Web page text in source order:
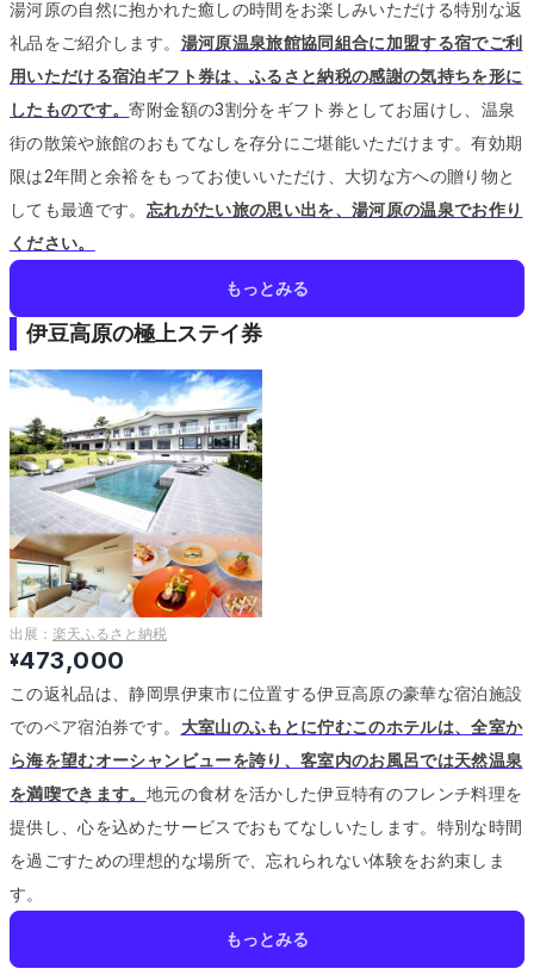
湯河原の自然に抱かれた癒しの時間をお楽しみいただける特別な返
礼品をご紹介します。 湯河原温泉旅館協同組合に加盟する宿でご利
用いただける宿泊ギフト券は、ふるさと納税の感謝の気持ちを形に
したものです。寄附金額の3割分をギフト券としてお届けし、温泉
街の散策や旅館のおもてなしを存分にご堪能いただけます。有効期
限は2年間と余裕をもってお使いいただけ、大切な方への贈り物と
しても最適です。 忘れがたい旅の思い出を、湯河原の温泉でお作り
ください。
もっとみる
伊豆高原の極上ステイ券
出展： 楽天ふるさと納税
¥473,000
この返礼品は、静岡県伊東市に位置する伊豆高原の豪華な宿泊施設
でのペア宿泊券です。 大室山のふもとに佇むこのホテルは、全室か
ら海を望むオーシャンビューを誇り、客室内のお風呂では天然温泉
を満喫できます。 地元の食材を活かした伊豆特有のフレンチ料理を
提供し、心を込めたサービスでおもてなしいたします。 特別な時間
を過ごすための理想的な場所で、忘れられない体験をお約束しま
す。
もっとみる